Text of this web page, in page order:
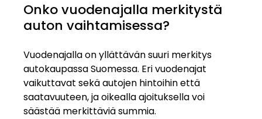
Onko vuodenajalla merkitystä
auton vaihtamisessa?
Vuodenajalla on yllättävän suuri merkitys
autokaupassa Suomessa. Eri vuodenajat
vaikuttavat sekä autojen hintoihin että
saatavuuteen, ja oikealla ajoituksella voi
säästää merkittäviä summia.